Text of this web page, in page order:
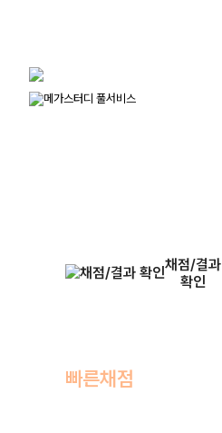
채점/결과
확인
빠른채점